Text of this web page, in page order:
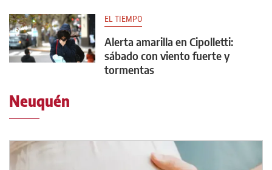
EL TIEMPO
Alerta amarilla en Cipolletti:
sábado con viento fuerte y
tormentas
Neuquén